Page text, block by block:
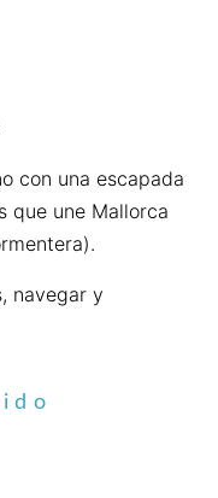
con una escapada
que une Mallorca
navegar y